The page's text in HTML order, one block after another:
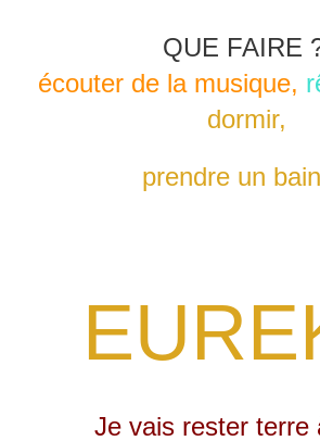
QUE FAIRE
écouter de la musique,
dormir,
prendre un
Je vais rester terre